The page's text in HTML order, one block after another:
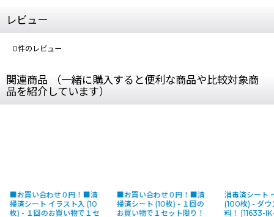
レビュー
0件のレビュー
関連商品 （一緒に購入すると便利な商品や比較対象商
品を紹介しています）
■お買い合わせ０円！■清
掃済シート イラスト入 (10
枚) - １回のお買い物で１セ
■お買い合わせ０円！■清
掃済シート (10枚) - １回の
お買い物で１セット限り！
消毒済シート
(100枚) - ダウ
料！ [11633-